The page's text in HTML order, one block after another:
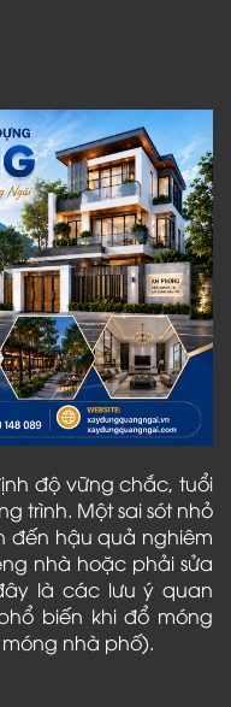
độ vững chắc, tuổi
trình. Một sai sót nhỏ
đến hậu quả nghiêm
nhà hoặc phải sửa
là các lưu ý quan
biến khi đổ móng
nhà phố).